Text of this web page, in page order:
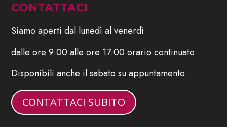
CONTATTACI
Siamo aperti dal lunedì al venerdì
dalle ore 9:00 alle ore 17:00 orario continuato
Disponibili anche il sabato su appuntamento
CONTATTACI SUBITO